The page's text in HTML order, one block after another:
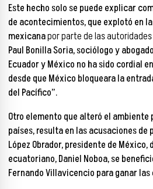
Este hecho solo se puede explicar
de acontecimientos, que explotó en
mexicanapor parte de las
Paul Bonilla Soria, sociólogo y
Ecuador y México no ha sido cordial
desde que México bloqueara la
del Pacífico”.
Otro elemento que alteró el
países, resulta en las acusaciones de
López Obrador, presidente de México,
ecuatoriano, Daniel Noboa, se
Fernando Villavicencio para ganar